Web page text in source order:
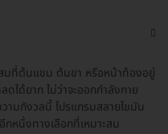
มที่ต้นแขน ต้นขา หรือหน้าท้องอยู่
ได้ยาก ไม่ว่าจะออกกำลังกาย
มกังวลนี้ โปรแกรมสลายไขมัน
หนึ่งทางเลือกที่เหมาะสม